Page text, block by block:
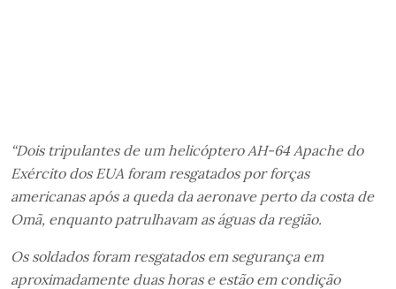
“Dois tripulantes de um helicóptero AH-64 Apache do
Exército dos EUA foram resgatados por forças
americanas após a queda da aeronave perto da costa de
Omã, enquanto patrulhavam as águas da região.
Os soldados foram resgatados em segurança em
aproximadamente duas horas e estão em condição